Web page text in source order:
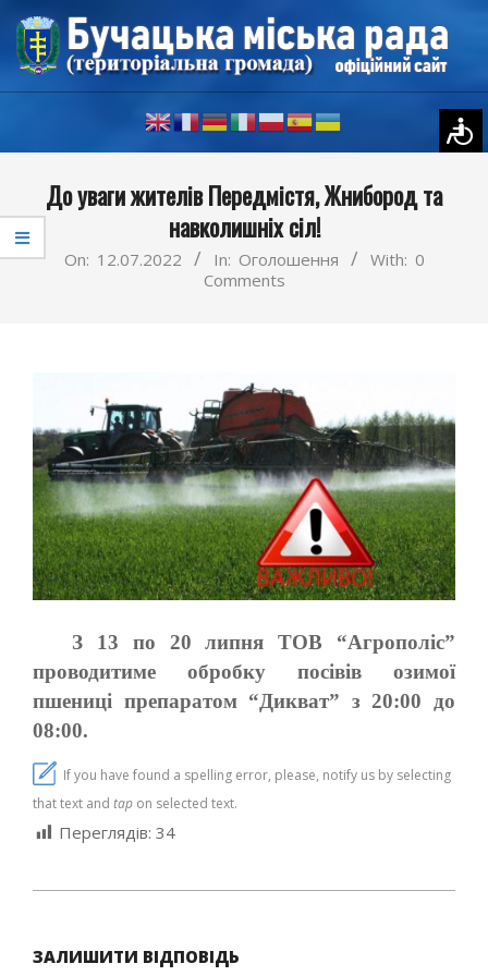
Skip
content
Navigation
Menu
До уваги жителів Передмістя, Жнибород та
навколишніх сіл!
On: 12.07.2022 In: Оголошення With: 0
Comments
З 13 по 20 липня ТОВ “Агрополіс”
проводитиме обробку посівів озимої
пшениці препаратом “Дикват” з 20:00 до
08:00.
If you have found a spelling error, please, notify us by selecting
that text and tap on selected text.
Переглядів: 34
12
ЗАЛИШИТИ ВІДПОВІДЬ